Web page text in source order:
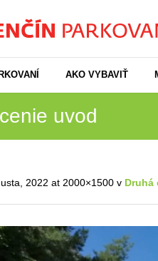
AKO VYBAVIŤ
uvod
2022 at 2000×1500 v Druhá